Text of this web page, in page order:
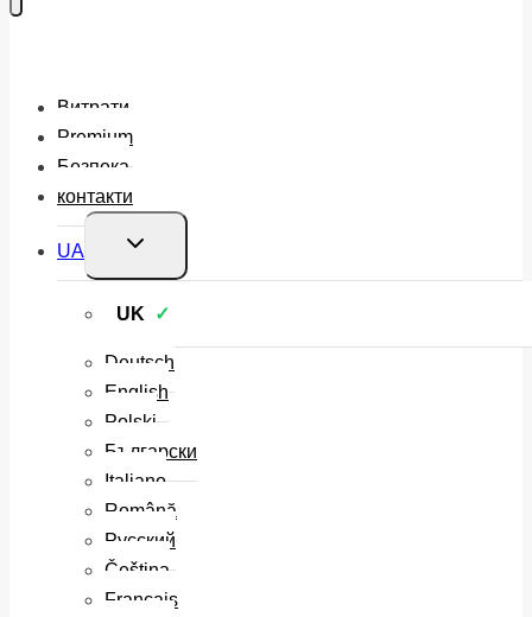
Витрати
Premium
Безпека
контакти
UA
Перемкнути
нащадка
UK
Deutsch
English
Polski
Български
Italiano
Română
Русский
Čeština
Français